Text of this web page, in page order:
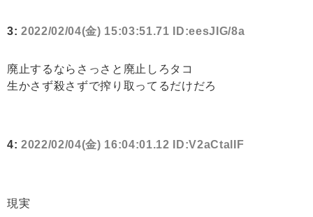
3: 2022/02/04(金) 15:03:51.71 ID:eesJIG/8a
廃止するならさっさと廃止しろタコ
生かさず殺さずで搾り取ってるだけだろ
4: 2022/02/04(金) 16:04:01.12 ID:V2aCtalIF
現実